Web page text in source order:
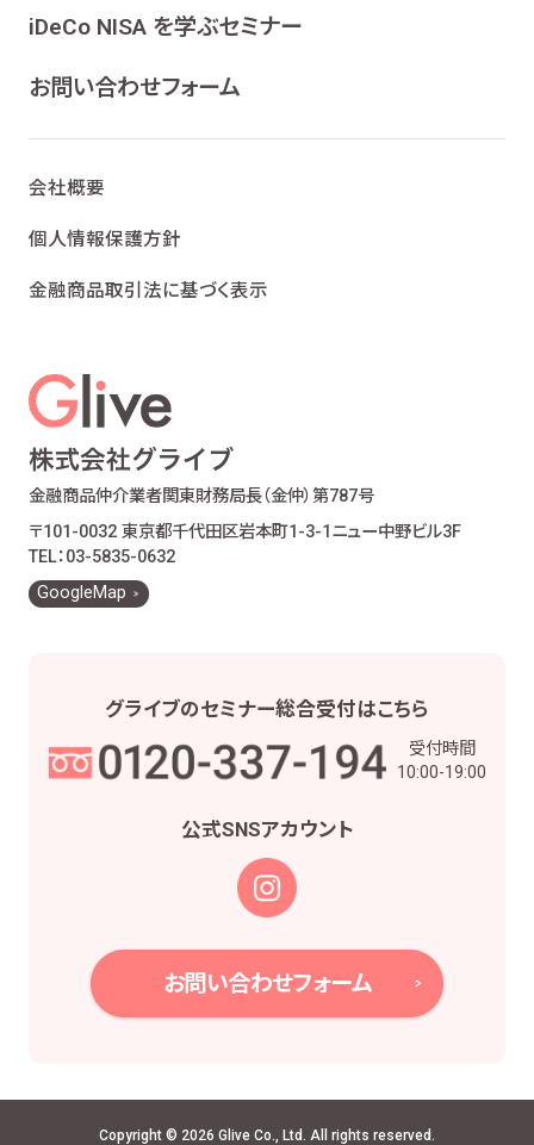
金融商品仲介業者関東財務局長（金仲）第787号
〒101-0032 東京都千代田区岩本町1-3-1 ニュー中野ビル3F
TEL：03-5835-0632
GoogleMap
iDeCo NISA を学ぶセミナー
お問い合わせフォーム
会社概要
個人情報保護方針
金融商品取引法に基づく表示
グライブのセミナー総合受付はこちら
受付時間
10:00-19:00
公式SNSアカウント
お問い合わせフォーム
Copyright © 2026 Glive Co., Ltd. All rights reserved.